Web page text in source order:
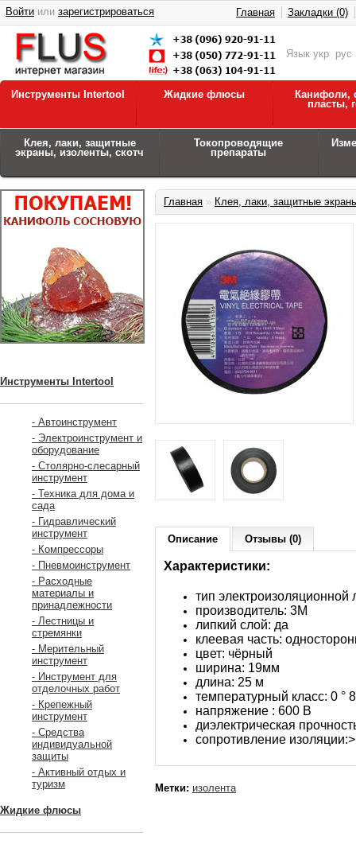
Язык укр рус
Войти или зарегистрироваться Главная Закладки (0)
Инструменты Intertool Жидкие флюсы
Канифоли,
пласты,
Клея, лаки, защитные
экраны, изоленты, скотч
Токопроводящие
препараты
Инструменты Intertool
- Автоинструмент
- Электроинструмент и
оборудование
- Столярно-слесарный
инструмент
- Техника для дома и
сада
- Гидравлический
инструмент
- Компрессоры
- Пневмоинструмент
- Расходные
материалы и
принадлежности
- Лестницы и
стремянки
- Мерительный
инструмент
- Инструмент для
отделочных работ
- Крепежный
инструмент
- Средства
индивидуальной
защиты
- Активный отдых и
туризм
Жидкие флюсы
Главная » Клея, лаки, защитные
Описание Отзывы (0)
Характеристики:
тип
производитель: 3M
липкий слой: да
клеевая часть:
цвет: чёрный
ширина: 19мм
длина: 25 м
температурный класс: 0 °
напряжение : 600 В
диэлектрическая
сопротивление
Метки: изолента